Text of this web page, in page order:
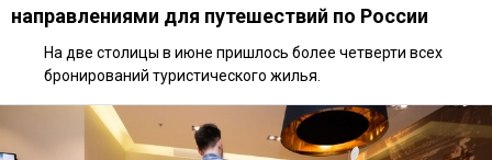
направлениями для путешествий по России
На две столицы в июне пришлось более четверти всех
бронирований туристического жилья.